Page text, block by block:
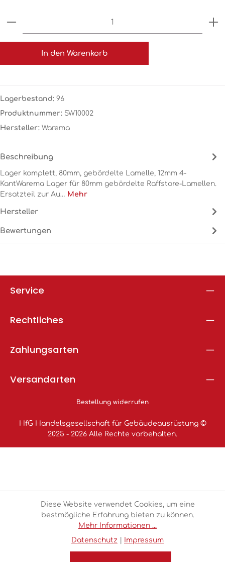
Produkt Anzahl: Gib den gewünschten Wert
In den Warenkorb
Lagerbestand: 96
Produktnummer: SW10002
Hersteller: Warema
Beschreibung
Lager komplett, 80mm, gebördelte Lamelle, 12mm 4-
KantWarema Lager für 80mm gebördelte Raffstore-Lamellen.
Ersatzteil zur Au… Mehr
Hersteller
Bewertungen
Service
Rechtliches
Zahlungsarten
Versandarten
Bestellung widerrufen
HfG Handelsgesellschaft für Gebäudeausrüstung ©
2025 - 2026 Alle Rechte vorbehalten.
Diese Website verwendet Cookies, um eine
bestmögliche Erfahrung bieten zu können.
Mehr Informationen ...
Datenschutz
Impressum